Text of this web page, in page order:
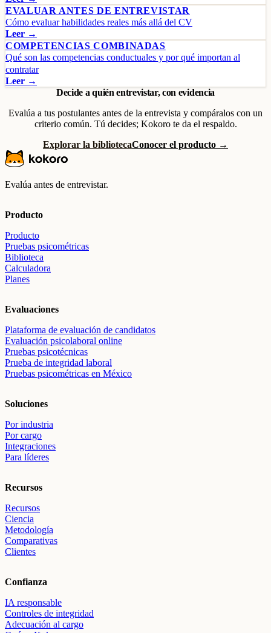
EVALUAR ANTES DE ENTREVISTAR
Cómo evaluar habilidades reales más allá del CV
Leer →
COMPETENCIAS COMBINADAS
Qué son las competencias conductuales y por qué importan al
contratar
Leer →
Decide a quién entrevistar, con evidencia
Evalúa a tus postulantes antes de la entrevista y compáralos con un
criterio común. Tú decides; Kokoro te da el respaldo.
Explorar la bibliotecaConocer el producto →
Evalúa antes de entrevistar.
Producto
Producto
Pruebas psicométricas
Biblioteca
Calculadora
Planes
Evaluaciones
Plataforma de evaluación de candidatos
Evaluación psicolaboral online
Pruebas psicotécnicas
Prueba de integridad laboral
Pruebas psicométricas en México
Soluciones
Por industria
Por cargo
Integraciones
Para líderes
Recursos
Recursos
Ciencia
Metodología
Comparativas
Clientes
Confianza
IA responsable
Controles de integridad
Adecuación al cargo